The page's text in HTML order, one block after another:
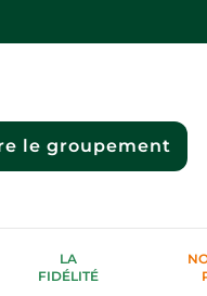
le groupement
LA
FIDÉLITÉ